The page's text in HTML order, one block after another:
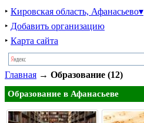
‣ Кировская область, Афанасьево▾
‣ Добавить организацию
‣ Карта сайта
Главная → Образование (12)
Образование в Афанасьеве